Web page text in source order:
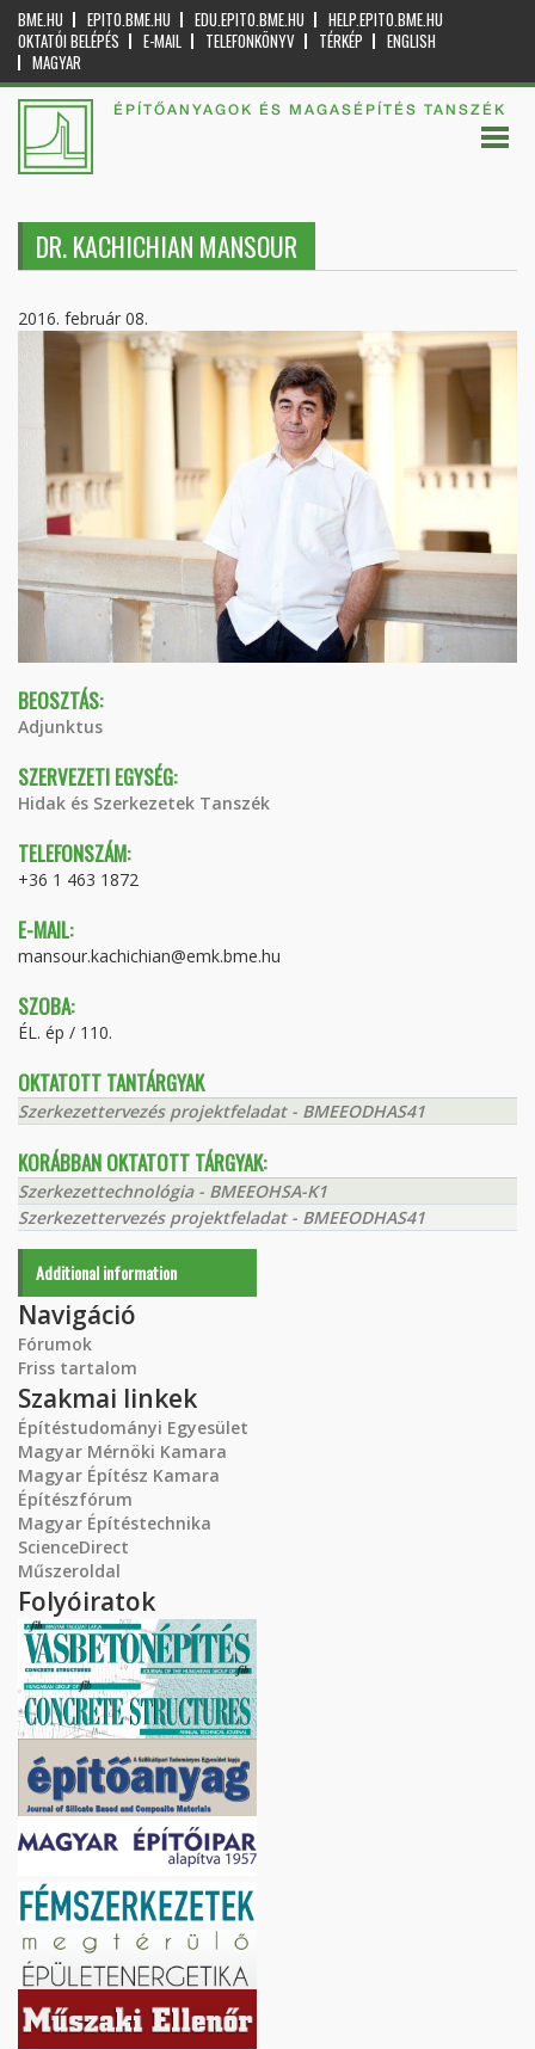
BME.HU EPITO.BME.HU EDU.EPITO.BME.HU
HELP.EPITO.BME.HU
OKTATÓI BELÉPÉS
E-MAIL TELEFONKÖNYV TÉRKÉP
ENGLISH
MAGYAR
ÉPÍTŐANYAGOK ÉS MAGASÉPÍTÉS TANSZÉK
DR. KACHICHIAN MANSOUR
2016. február 08.
BEOSZTÁS:
Adjunktus
SZERVEZETI EGYSÉG:
Hidak és Szerkezetek Tanszék
TELEFONSZÁM:
+36 1 463 1872
E-MAIL:
mansour.kachichian@emk.bme.hu
SZOBA:
ÉL. ép / 110.
OKTATOTT TANTÁRGYAK
Szerkezettervezés projektfeladat - BMEEODHAS41
KORÁBBAN OKTATOTT TÁRGYAK:
Szerkezettechnológia - BMEEOHSA-K1
Szerkezettervezés projektfeladat - BMEEODHAS41
Additional information
Navigáció
Fórumok
Friss tartalom
Szakmai linkek
Építéstudományi Egyesület
Magyar Mérnöki Kamara
Magyar Építész Kamara
Építészfórum
Magyar Építéstechnika
ScienceDirect
Műszeroldal
Folyóiratok